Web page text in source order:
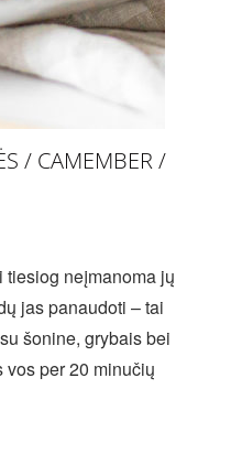
/ CAMEMBER /
neįmanoma jų
jas panaudoti – tai
šonine, grybais bei
vos per 20 minučių